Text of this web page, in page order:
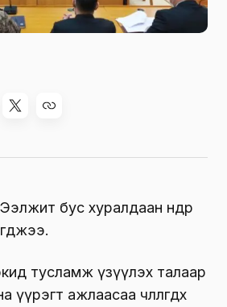
бус хуралдаан өнөөдөр
тусламж үзүүлэх талаар
ажлаасаа чөлөөлөгдөх